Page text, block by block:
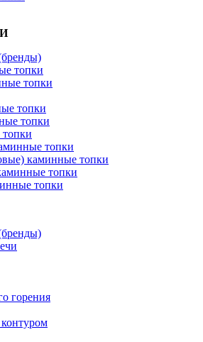
топки
топки
топки
топки
топки
каминные топки
топки
топки
горения